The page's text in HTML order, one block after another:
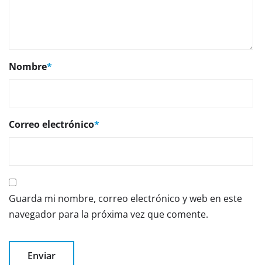
Nombre*
Correo electrónico*
Guarda mi nombre, correo electrónico y web en este
navegador para la próxima vez que comente.